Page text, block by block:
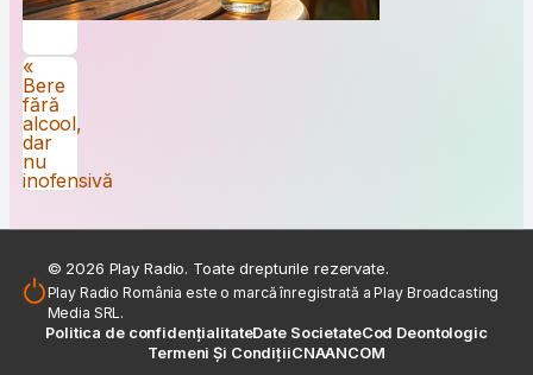
Navigare în articole
«
Bere
fără
alcool,
dar
nu
inofensivă
© 2026 Play Radio. Toate drepturile rezervate.
Play Radio România este o marcă înregistrată a Play Broadcasting
Media SRL.
Politica de confidențialitateDate SocietateCod Deontologic
Termeni Și CondițiiCNAANCOM